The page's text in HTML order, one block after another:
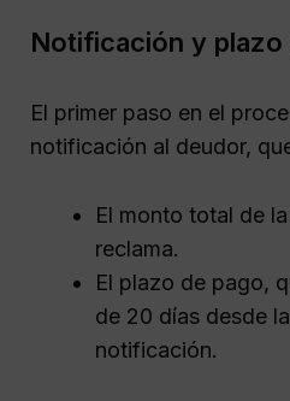
Notificación y plazo
El primer paso en el
notificación al deudor,
El monto total de
reclama.
El plazo de pago,
de 20 días desde
notificación.